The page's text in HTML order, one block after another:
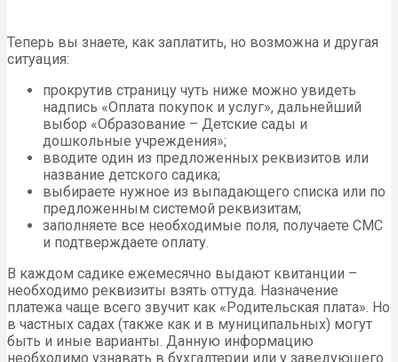
Теперь вы знаете, как заплатить, но возможна и другая
ситуация:
прокрутив страницу чуть ниже можно увидеть
надпись «Оплата покупок и услуг», дальнейший
выбор «Образование – Детские сады и
дошкольные учреждения»;
вводите один из предложенных реквизитов или
название детского садика;
выбираете нужное из выпадающего списка или по
предложенным системой реквизитам;
заполняете все необходимые поля, получаете СМС
и подтверждаете оплату.
В каждом садике ежемесячно выдают квитанции –
необходимо реквизиты взять оттуда. Назначение
платежа чаще всего звучит как «Родительская плата». Но
в частных садах (также как и в муниципальных) могут
быть и иные варианты. Данную информацию
необходимо узнавать в бухгалтерии или у заведующего